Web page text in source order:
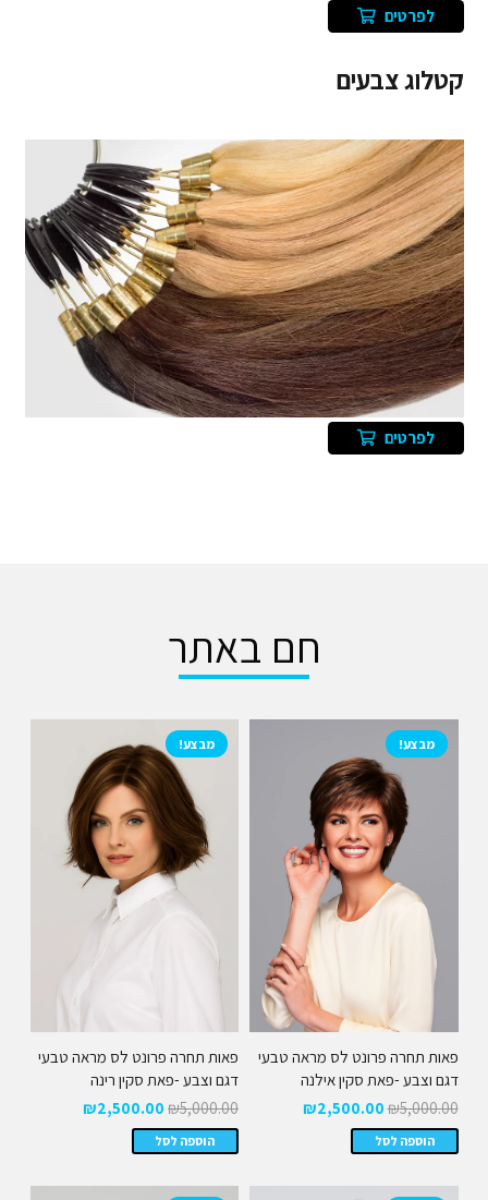
לפרטים
קטלוג צבעים
לפרטים
חם באתר
מבצע!
פאות תחרה פרונט לס מראה טבעי
דגם וצבע -פאת סקין אילנה
₪5,000.00
המחיר
המקורי
היה:
₪5,000.00.
₪2,500.00
₪2,500.00.
הוספה לסל
מבצע!
פאות תחרה פרונט לס מראה טבעי
דגם וצבע -פאת סקין רינה
₪5,000.00
המחיר
המקורי
היה:
₪5,000.00.
₪2,500.00
₪2,500.00.
הוספה לסל